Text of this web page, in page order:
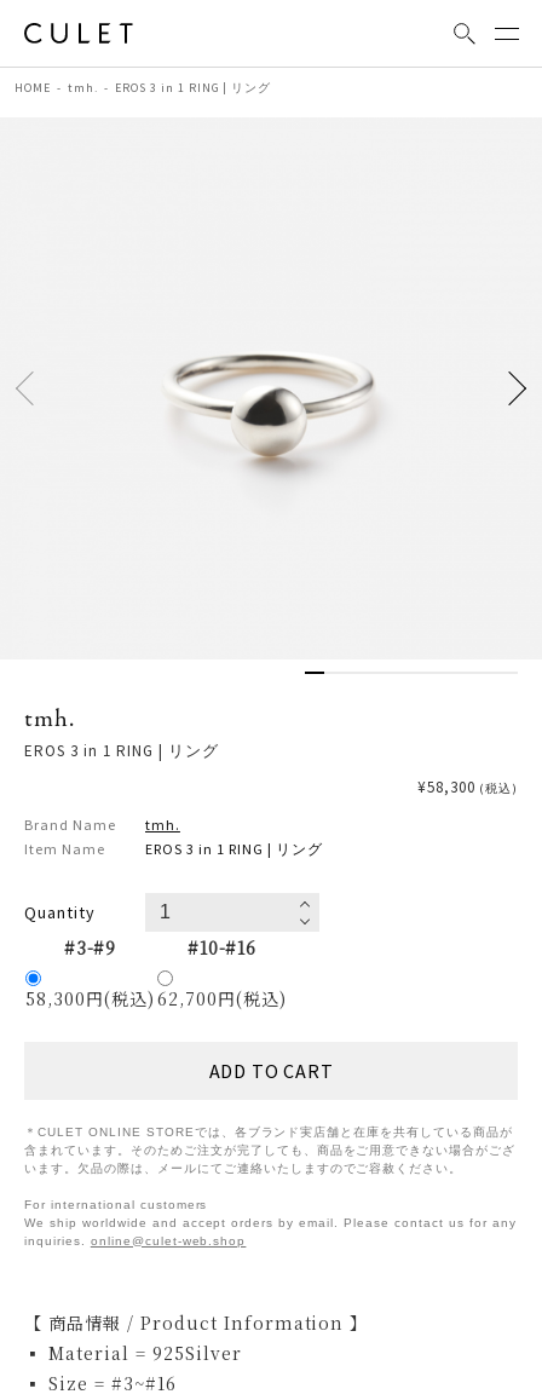
HOME tmh. EROS 3 in 1 RING | リング
tmh.
EROS 3 in 1 RING | リング
¥58,300 (税込)
Brand Name
tmh.
Item Name
EROS 3 in 1 RING | リング
Quantity
#3-#9 #10-#16
58,300円(税込) 62,700円(税込)
＊CULET ONLINE STOREでは、各ブランド実店舗と在庫を共有している商品が
含まれています。そのためご注文が完了しても、商品をご用意できない場合がござ
います。欠品の際は、メールにてご連絡いたしますのでご容赦ください。
For international customers
We ship worldwide and accept orders by email. Please contact us for any
inquiries. online@culet-web.shop
【 商品情報 / Product Information 】
▪ Material = 925Silver
▪ Size = #3~#16